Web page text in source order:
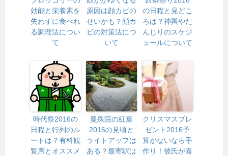
効能と栄養素を
失わずに食べれ
る調理法につい
て
原因は顔カビの
せいかも？顔カ
ビの対策法につ
いて
の日程と見どこ
ろは？神輿やだ
んじりのスケジ
ュールについて
時代祭2016の
日程と行列のル
ートは？有料観
覧席とオススメ
曼殊院の紅葉
2016の見頃と
ライトアップは
ある？最寄駅は
クリスマスプレ
ゼント2016予
算がないなら手
作り！彼氏が喜